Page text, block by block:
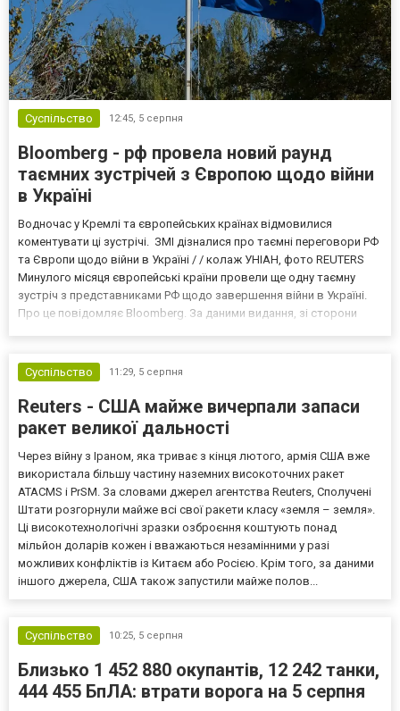
Суспільство 12:45, 5 серпня
Bloomberg - рф провела новий раунд
таємних зустрічей з Європою щодо війни
в Україні
Водночас у Кремлі та європейських країнах відмовилися
коментувати ці зустрічі. ЗМІ дізналися про таємні переговори РФ
та Європи щодо війни в Україні / / колаж УНІАН, фото REUTERS
Минулого місяця європейські країни провели ще одну таємну
зустріч з представниками РФ щодо завершення війни в Україні.
Про це повідомляє Bloomberg. За даними видання, зі сторони
Суспільство
11:29, 5 серпня
Reuters - США майже вичерпали запаси
ракет великої дальності
Через війну з Іраном, яка триває з кінця лютого, армія США вже
використала більшу частину наземних високоточних ракет
ATACMS і PrSM. За словами джерел агентства Reuters, Сполучені
Штати розгорнули майже всі свої ракети класу «земля – земля».
Ці високотехнологічні зразки озброєння коштують понад
мільйон доларів кожен і вважаються незамінними у разі
можливих конфліктів із Китаєм або Росією. Крім того, за даними
іншого джерела, США також запустили майже полов...
Суспільство 10:25, 5 серпня
Близько 1 452 880 окупантів, 12 242 танки,
444 455 БпЛА: втрати ворога на 5 серпня